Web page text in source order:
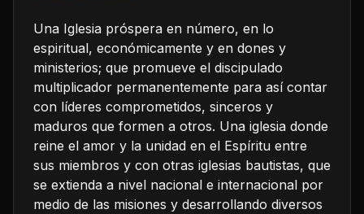
Una Iglesia próspera en número, en lo
espiritual, económicamente y en dones y
ministerios; que promueve el discipulado
multiplicador permanentemente para así contar
con líderes comprometidos, sinceros y
maduros que formen a otros. Una iglesia donde
reine el amor y la unidad en el Espíritu entre
sus miembros y con otras iglesias bautistas, que
se extienda a nivel nacional e internacional por
medio de las misiones y desarrollando diversos